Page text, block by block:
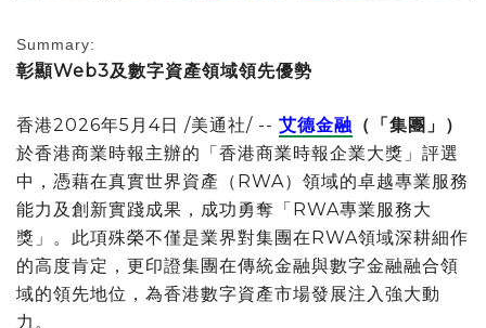
Summary:
彰顯Web3及數字資產領域領先優勢
香港2026年5月4日 /美通社/ -- 艾德金融 （「集團」）
於香港商業時報主辦的「香港商業時報企業大獎」評選
中，憑藉在真實世界資產（RWA）領域的卓越專業服務
能力及創新實踐成果，成功勇奪「RWA專業服務大
獎」。此項殊榮不僅是業界對集團在RWA領域深耕細作
的高度肯定，更印證集團在傳統金融與數字金融融合領
域的領先地位，為香港數字資產市場發展注入強大動
力。